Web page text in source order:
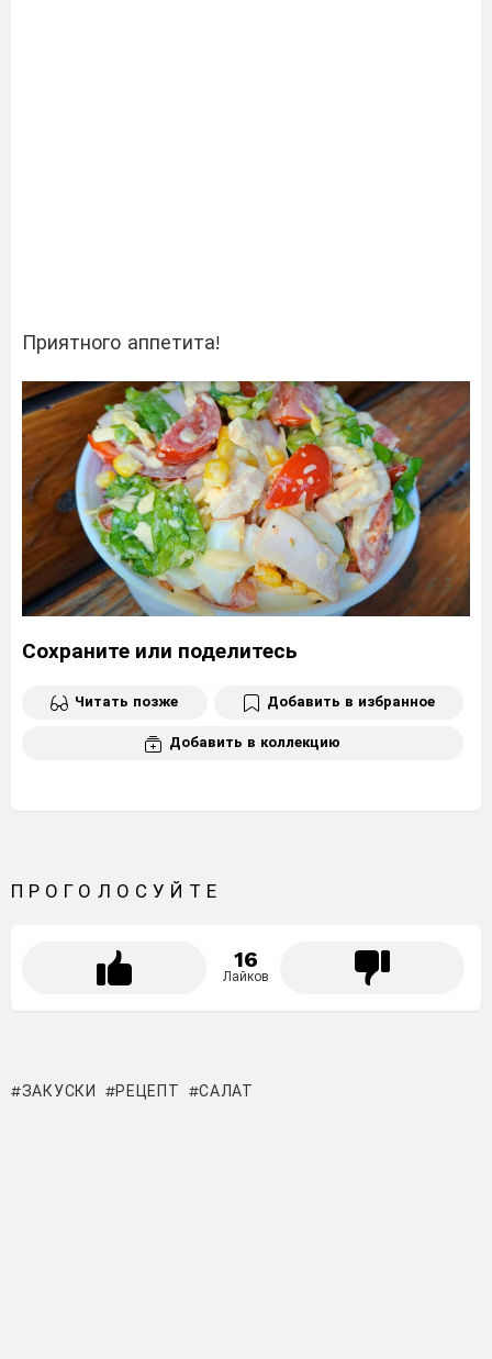
Приятного аппетита!
Сохраните или поделитесь
Читать позже Добавить в избранное
Добавить в коллекцию
ПРОГОЛОСУЙТЕ
16
Лайков
ЗАКУСКИ РЕЦЕПТ САЛАТ